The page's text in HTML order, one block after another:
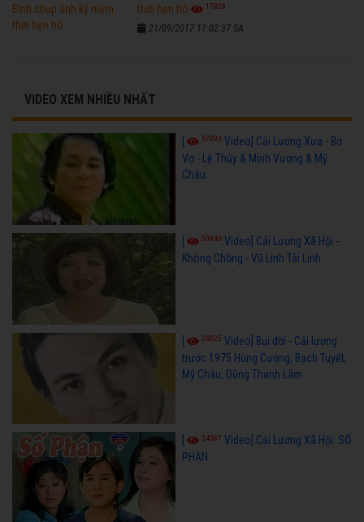
thời hẹn hò
17828
21/09/2017 11:02:37 SA
VIDEO XEM NHIỀU NHẤT
67093 Video] Cải Lương Xưa - Bơ
Vơ - Lệ Thủy & Minh Vương & Mỹ
Châu
50846 Video] Cải Lương Xã Hội -
Không Chồng - Vũ Linh Tài Linh
36025 Video] Bụi đời - Cải lương
trước 1975 Hùng Cường, Bạch Tuyết,
Mỹ Châu, Dũng Thanh Lâm
34587 Video] Cải Lương Xã Hội: SỐ
PHẬN